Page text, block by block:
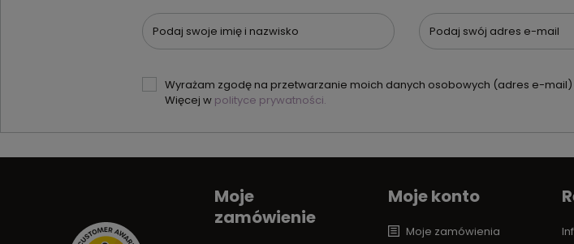
Podaj swoje imię i nazwisko Podaj swój adres e-mail
Wyrażam zgodę na przetwarzanie moich danych osobowych (adres e-
Więcej w polityce prywatności.
Moje
zamówienie
Moje konto
Moje zamówienia